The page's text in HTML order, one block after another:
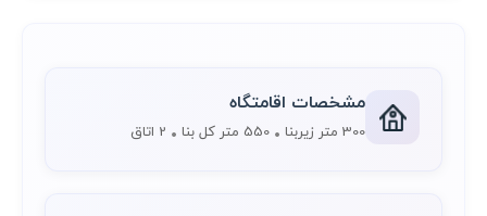
مشخصات اقامتگاه
300 متر زیربنا 550 متر کل بنا 2 اتاق